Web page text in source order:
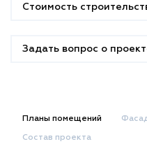
Стоимость
Задать вопрос о
Планы помещений
Состав проекта